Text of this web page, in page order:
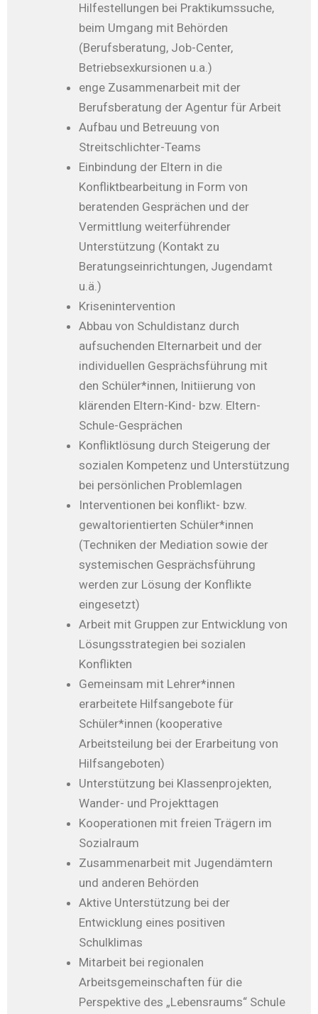
Hilfestellungen bei Praktikumssuche,
beim Umgang mit Behörden
(Berufsberatung, Job-Center,
Betriebsexkursionen u.a.)
enge Zusammenarbeit mit der
Berufsberatung der Agentur für Arbeit
Aufbau und Betreuung von
Streitschlichter-Teams
Einbindung der Eltern in die
Konfliktbearbeitung in Form von
beratenden Gesprächen und der
Vermittlung weiterführender
Unterstützung (Kontakt zu
Beratungseinrichtungen, Jugendamt
u.ä.)
Krisenintervention
Abbau von Schuldistanz durch
aufsuchenden Elternarbeit und der
individuellen Gesprächsführung mit
den Schüler*innen, Initiierung von
klärenden Eltern-Kind- bzw. Eltern-
Schule-Gesprächen
Konfliktlösung durch Steigerung der
sozialen Kompetenz und Unterstützung
bei persönlichen Problemlagen
Interventionen bei konflikt- bzw.
gewaltorientierten Schüler*innen
(Techniken der Mediation sowie der
systemischen Gesprächsführung
werden zur Lösung der Konflikte
eingesetzt)
Arbeit mit Gruppen zur Entwicklung von
Lösungsstrategien bei sozialen
Konflikten
Gemeinsam mit Lehrer*innen
erarbeitete Hilfsangebote für
Schüler*innen (kooperative
Arbeitsteilung bei der Erarbeitung von
Hilfsangeboten)
Unterstützung bei Klassenprojekten,
Wander- und Projekttagen
Kooperationen mit freien Trägern im
Sozialraum
Zusammenarbeit mit Jugendämtern
und anderen Behörden
Aktive Unterstützung bei der
Entwicklung eines positiven
Schulklimas
Mitarbeit bei regionalen
Arbeitsgemeinschaften für die
Perspektive des „Lebensraums“ Schule